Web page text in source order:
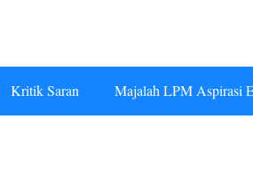
Kritik Saran Majalah LPM Aspirasi